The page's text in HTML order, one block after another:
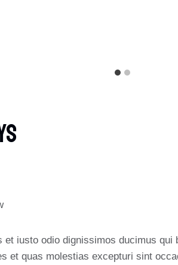
iusto odio dignissimos ducimus qui
et quas molestias excepturi sint